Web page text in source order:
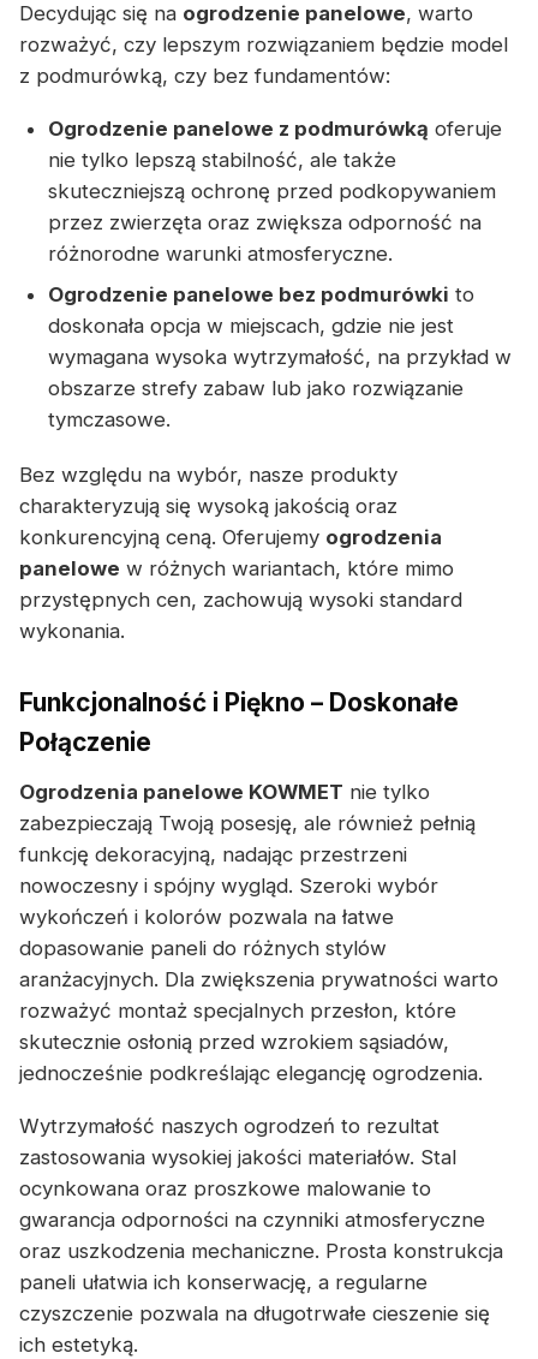
Decydując się na ogrodzenie panelowe, warto
rozważyć, czy lepszym rozwiązaniem będzie model
z podmurówką, czy bez fundamentów:
Ogrodzenie panelowe z podmurówką oferuje
nie tylko lepszą stabilność, ale także
skuteczniejszą ochronę przed podkopywaniem
przez zwierzęta oraz zwiększa odporność na
różnorodne warunki atmosferyczne.
Ogrodzenie panelowe bez podmurówki to
doskonała opcja w miejscach, gdzie nie jest
wymagana wysoka wytrzymałość, na przykład w
obszarze strefy zabaw lub jako rozwiązanie
tymczasowe.
Bez względu na wybór, nasze produkty
charakteryzują się wysoką jakością oraz
konkurencyjną ceną. Oferujemy ogrodzenia
panelowe w różnych wariantach, które mimo
przystępnych cen, zachowują wysoki standard
wykonania.
Funkcjonalność i Piękno – Doskonałe
Połączenie
Ogrodzenia panelowe KOWMET nie tylko
zabezpieczają Twoją posesję, ale również pełnią
funkcję dekoracyjną, nadając przestrzeni
nowoczesny i spójny wygląd. Szeroki wybór
wykończeń i kolorów pozwala na łatwe
dopasowanie paneli do różnych stylów
aranżacyjnych. Dla zwiększenia prywatności warto
rozważyć montaż specjalnych przesłon, które
skutecznie osłonią przed wzrokiem sąsiadów,
jednocześnie podkreślając elegancję ogrodzenia.
Wytrzymałość naszych ogrodzeń to rezultat
zastosowania wysokiej jakości materiałów. Stal
ocynkowana oraz proszkowe malowanie to
gwarancja odporności na czynniki atmosferyczne
oraz uszkodzenia mechaniczne. Prosta konstrukcja
paneli ułatwia ich konserwację, a regularne
czyszczenie pozwala na długotrwałe cieszenie się
ich estetyką.